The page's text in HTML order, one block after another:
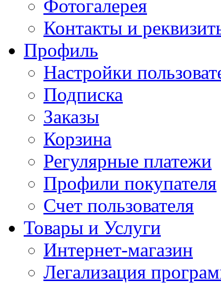
Фотогалерея
Контакты и
Профиль
Настройки
Подписка
Заказы
Корзина
Регулярные платежи
Профили покупателя
Счет пользователя
Товары и Услуги
Интернет-магазин
Легализация